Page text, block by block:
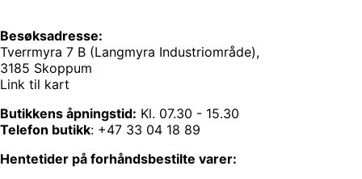
Besøksadresse:
Tverrmyra 7 B (Langmyra Industriområde),
3185 Skoppum
Link til kart
Butikkens åpningstid: Kl. 07.30 - 15.30
Telefon butikk: +47 33 04 18 89
Hentetider på forhåndsbestilte varer: